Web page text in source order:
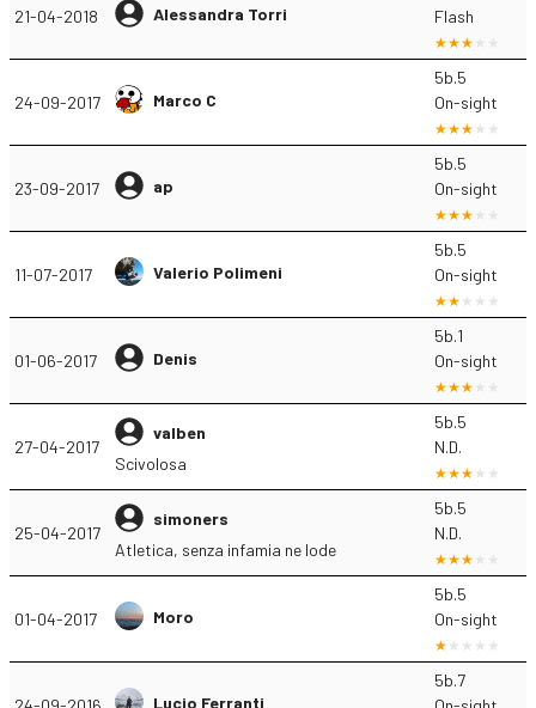
21-04-2018 Alessandra Torri
Flash
24-09-2017 Marco C
5b.5
On-sight
23-09-2017 ap
5b.5
On-sight
11-07-2017 Valerio Polimeni
5b.5
On-sight
01-06-2017 Denis
5b.1
On-sight
27-04-2017
valben
Scivolosa
5b.5
N.D.
25-04-2017
simoners
Atletica, senza infamia ne lode
5b.5
N.D.
01-04-2017 Moro
5b.5
On-sight
Lucio Ferranti
5b.7